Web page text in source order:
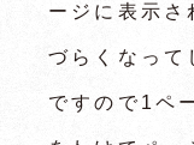
ージに表示さ
づらくなって
ですので1ペ
よくあるご質問